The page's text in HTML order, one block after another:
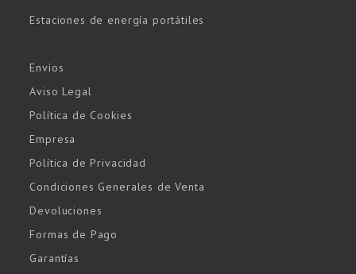
Estaciones de energía portátiles
Envíos
Aviso Legal
Política de Cookies
Empresa
Política de Privacidad
Condiciones Generales de Venta
Devoluciones
Formas de Pago
Garantías